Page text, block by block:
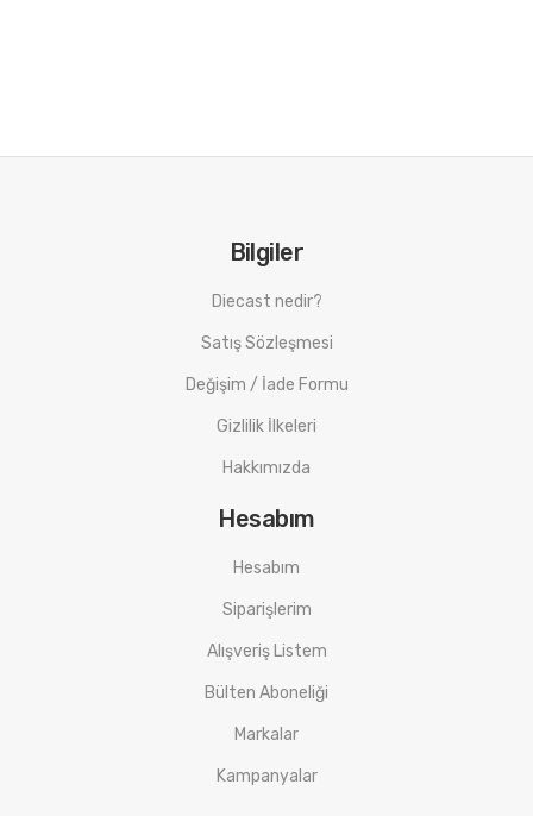
Bilgiler
Diecast nedir?
Satış Sözleşmesi
Değişim / İade Formu
Gizlilik İlkeleri
Hakkımızda
Hesabım
Hesabım
Siparişlerim
Alışveriş Listem
Bülten Aboneliği
Markalar
Kampanyalar